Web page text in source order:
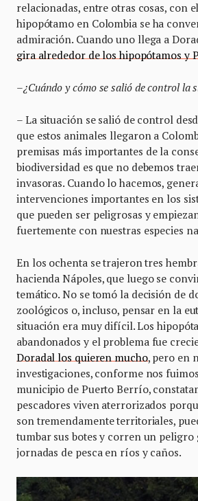
relacionadas, entre otras cosas, con
hipopótamo en Colombia se ha
admiración. Cuando uno llega a
gira alrededor de los hipopótamos y
–¿Cuándo y cómo se salió de control la
– La situación se salió de control
que estos animales llegaron a
premisas más importantes de la
biodiversidad es que no debemos
invasoras. Cuando lo hacemos,
intervenciones importantes en los
que pueden ser peligrosas y
fuertemente con nuestras especies
En los ochenta se trajeron tres
hacienda Nápoles, que luego se
temático. No se tomó la decisión de
zoológicos o, incluso, pensar en la
situación era muy difícil. Los
abandonados y el problema fue
Doradal los quieren mucho, pero en
investigaciones, conforme nos
municipio de Puerto Berrío,
pescadores viven aterrorizados
son tremendamente territoriales,
tumbar sus botes y corren un peligro
jornadas de pesca en ríos y caños.